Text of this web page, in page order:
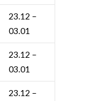
23.12 –
03.01
23.12 –
03.01
23.12 –